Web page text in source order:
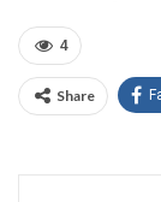
4
Share